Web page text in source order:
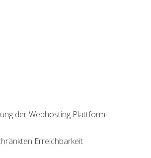
der Webhosting Plattform
Erreichbarkeit